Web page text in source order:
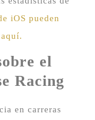
iOS pueden
el
Racing
en carreras